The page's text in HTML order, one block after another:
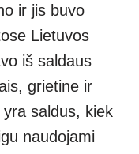
ir jis buvo
Lietuvos
iš saldaus
grietine ir
saldus, kiek
naudojami